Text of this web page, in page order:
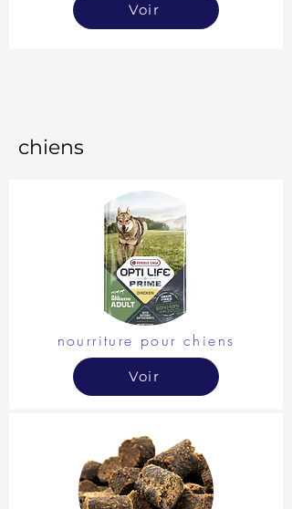
Voir
chiens
nourriture pour chiens
Voir